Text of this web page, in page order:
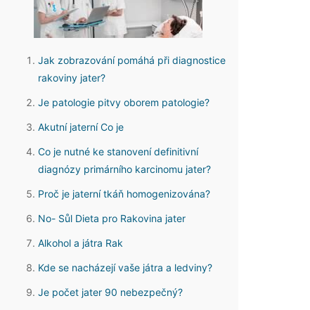
Jak zobrazování pomáhá při diagnostice
rakoviny jater?
Je patologie pitvy oborem patologie?
Akutní jaterní Co je
Co je nutné ke stanovení definitivní
diagnózy primárního karcinomu jater?
Proč je jaterní tkáň homogenizována?
No- Sůl Dieta pro Rakovina jater
Alkohol a játra Rak
Kde se nacházejí vaše játra a ledviny?
Je počet jater 90 nebezpečný?